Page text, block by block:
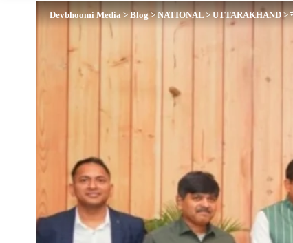
Devbhoomi Media>Blog>NATIONAL>UTTARAKHAND>